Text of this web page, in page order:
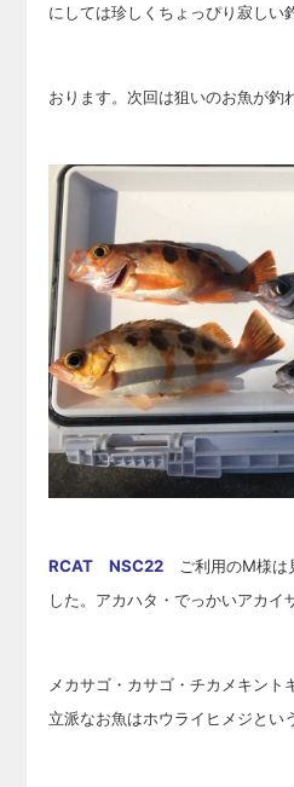
にしては珍しくちょっぴり寂しい
おります。次回は狙いのお魚が釣
RCAT NSC22 ご利用のM様は
した。アカハタ・でっかいアカイ
メカサゴ・ カサゴ・チカメキント
立派なお魚はホウライヒメジとい